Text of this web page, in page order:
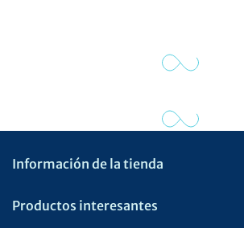
Información de la tienda
Productos interesantes